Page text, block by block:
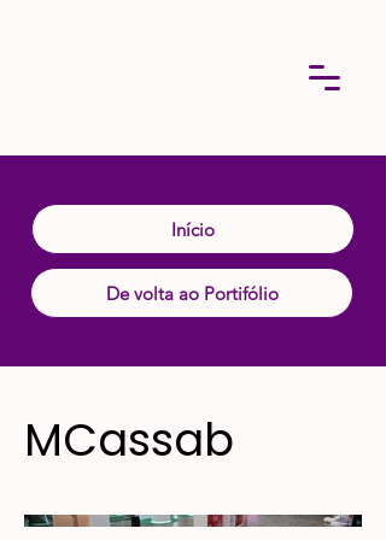
Início
De volta ao Portifólio
MCassab